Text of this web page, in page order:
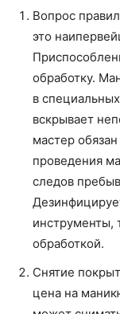
Вопрос
это
обработку.
в
вскрывает
мастер
проведения
следов
инструменты,
обработкой.
Снятие
цена на